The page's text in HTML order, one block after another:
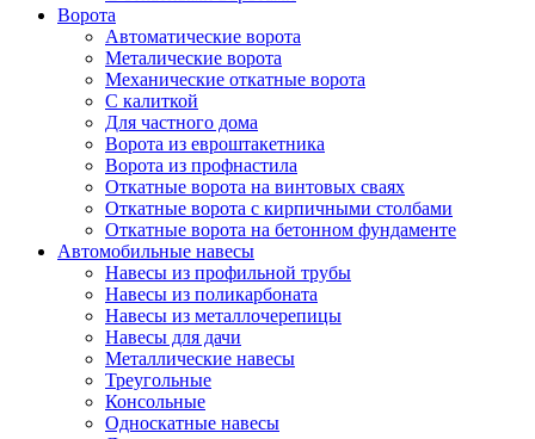
Ворота
Автоматические ворота
Металические ворота
Механические откатные ворота
С калиткой
Для частного дома
Ворота из евроштакетника
Ворота из профнастила
Откатные ворота на винтовых сваях
Откатные ворота с кирпичными столбами
Откатные ворота на бетонном фундаменте
Автомобильные навесы
Навесы из профильной трубы
Навесы из поликарбоната
Навесы из металлочерепицы
Навесы для дачи
Металлические навесы
Треугольные
Консольные
Односкатные навесы